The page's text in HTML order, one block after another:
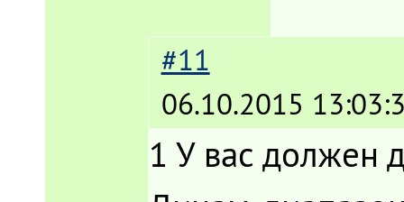
#11
06.10.2015
1 У вас должен